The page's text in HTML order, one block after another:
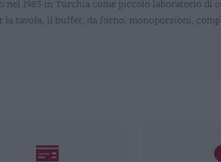
nel 1983 in Turchia come piccolo laboratorio
tavola, il buffet, da forno, monoporzioni,